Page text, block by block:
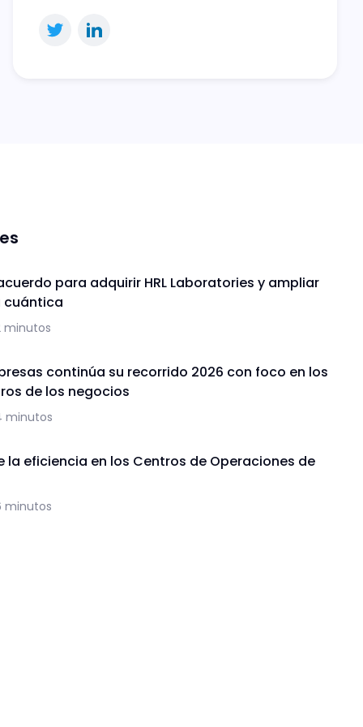
para adquirir HRL Laboratories y ampliar
cuántica
minutos
continúa su recorrido 2026 con foco en los
de los negocios
minutos
la eficiencia en los Centros de Operaciones de
minutos